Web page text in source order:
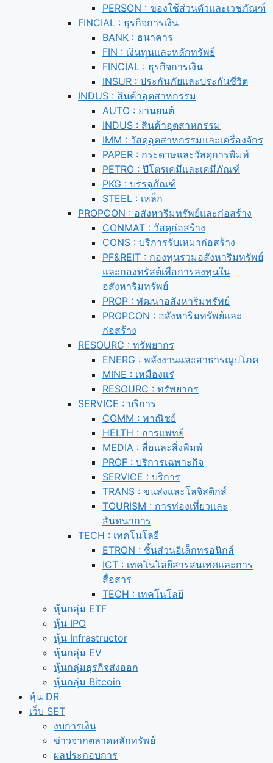
PERSON : ของใช้ส่วนตัวและเวชภัณฑ์
FINCIAL : ธุรกิจการเงิน
BANK : ธนาคาร
FIN : เงินทุนและหลักทรัพย์
FINCIAL : ธุรกิจการเงิน
INSUR : ประกันภัยและประกันชีวิต
INDUS : สินค้าอุตสาหกรรม
AUTO : ยานยนต์
INDUS : สินค้าอุตสาหกรรม
IMM : วัสดุอุตสาหกรรมและเครื่องจักร
PAPER : กระดาษและวัสดุการพิมพ์
PETRO : ปิโตรเคมีและเคมีภัณฑ์
PKG : บรรจุภัณฑ์
STEEL : เหล็ก
PROPCON : อสังหาริมทรัพย์และก่อสร้าง
CONMAT : วัสดุก่อสร้าง
CONS : บริการรับเหมาก่อสร้าง
PF&REIT : กองทุนรวมอสังหาริมทรัพย์
และกองทรัสต์เพื่อการลงทุนใน
อสังหาริมทรัพย์
PROP : พัฒนาอสังหาริมทรัพย์
PROPCON : อสังหาริมทรัพย์และ
ก่อสร้าง
RESOURC : ทรัพยากร
ENERG : พลังงานและสาธารณูปโภค
MINE : เหมืองแร่
RESOURC : ทรัพยากร
SERVICE : บริการ
COMM : พาณิชย์
HELTH : การแพทย์
MEDIA : สื่อและสิ่งพิมพ์
PROF : บริการเฉพาะกิจ
SERVICE : บริการ
TRANS : ขนส่งและโลจิสติกส์
TOURISM : การท่องเที่ยวและ
สันทนาการ
TECH : เทคโนโลยี
ETRON : ชิ้นส่วนอิเล็กทรอนิกส์
ICT : เทคโนโลยีสารสนเทศและการ
สื่อสาร
TECH : เทคโนโลยี
หุ้นกลุ่ม ETF
หุ้น IPO
หุ้น Infrastructor
หุ้นกลุ่ม EV
หุ้นกลุ่มธุรกิจส่งออก
หุ้นกลุ่ม Bitcoin
หุ้น DR
เว็บ SET
งบการเงิน
ข่าวจากตลาดหลักทรัพย์
ผลประกอบการ